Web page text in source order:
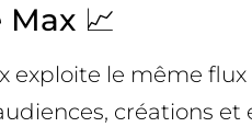
📈
le même
créations